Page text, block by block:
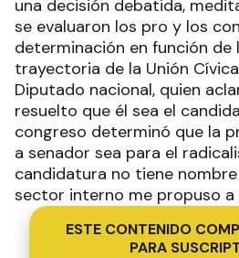
una decisión debatida,
se evaluaron los pro y los
determinación en función de
trayectoria de la Unión
Diputado nacional, quien
resuelto que él sea el
congreso determinó que la
a senador sea para el
candidatura no tiene
sector interno me propuso a
ESTE CONTENIDO
PARA